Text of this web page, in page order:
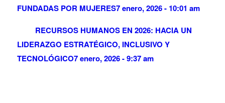
FUNDADAS POR MUJERES7 enero, 2026 - 10:01 am
RECURSOS HUMANOS EN 2026: HACIA UN
LIDERAZGO ESTRATÉGICO, INCLUSIVO Y
TECNOLÓGICO7 enero, 2026 - 9:37 am